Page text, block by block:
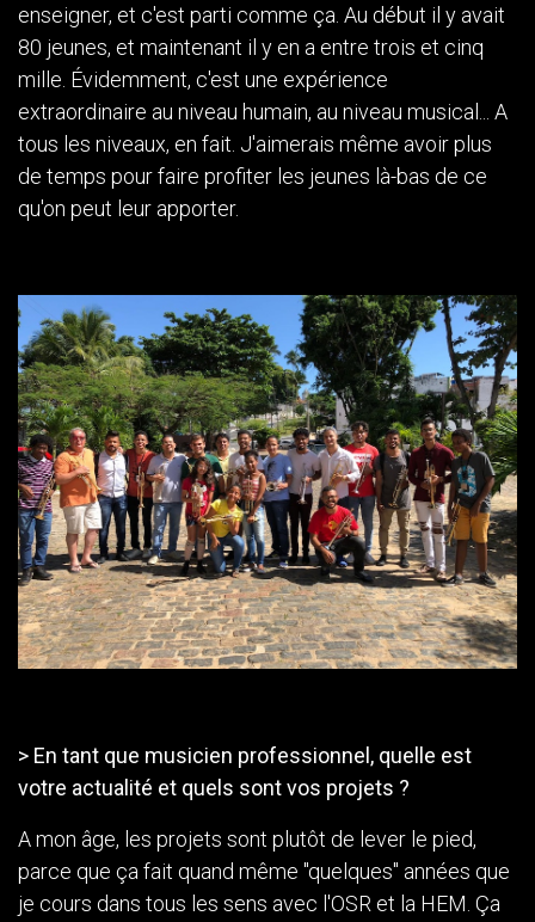
enseigner, et c'est parti comme ça. Au début il y avait
80 jeunes, et maintenant il y en a entre trois et cinq
mille. Évidemment, c'est une expérience
extraordinaire au niveau humain, au niveau musical... A
tous les niveaux, en fait. J'aimerais même avoir plus
de temps pour faire profiter les jeunes là-bas de ce
qu'on peut leur apporter.
> En tant que musicien professionnel, quelle est
votre actualité et quels sont vos projets ?
A mon âge, les projets sont plutôt de lever le pied,
parce que ça fait quand même "quelques" années que
je cours dans tous les sens avec l'OSR et la HEM. Ça